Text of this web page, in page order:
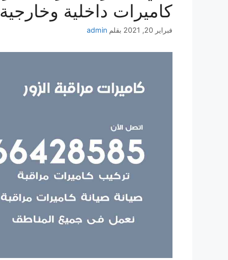
كاميرات داخلية وخارجية
فبراير 20, 2021 بقلم admin